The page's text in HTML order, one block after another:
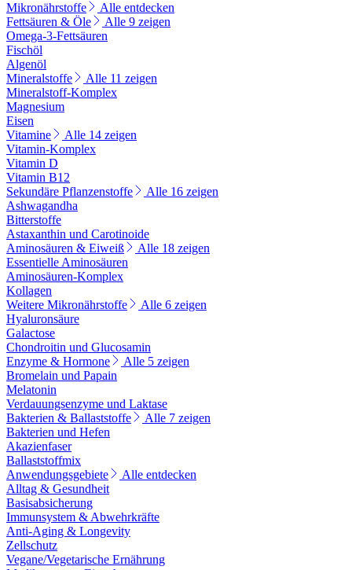
Mikronährstoffe
Alle entdecken
Fettsäuren & Öle
Alle 9 zeigen
Omega-3-Fettsäuren
Fischöl
Algenöl
Mineralstoffe
Alle 11 zeigen
Mineralstoff-Komplex
Magnesium
Eisen
Vitamine
Alle 14 zeigen
Vitamin-Komplex
Vitamin D
Vitamin B12
Sekundäre Pflanzenstoffe
Alle 16 zeigen
Ashwagandha
Bitterstoffe
Astaxanthin und Carotinoide
Aminosäuren & Eiweiß
Alle 18 zeigen
Essentielle Aminosäuren
Aminosäuren-Komplex
Kollagen
Weitere Mikronährstoffe
Alle 6 zeigen
Hyaluronsäure
Galactose
Chondroitin und Glucosamin
Enzyme & Hormone
Alle 5 zeigen
Bromelain und Papain
Melatonin
Verdauungsenzyme und Laktase
Bakterien & Ballaststoffe
Alle 7 zeigen
Bakterien und Hefen
Akazienfaser
Ballaststoffmix
Anwendungsgebiete
Alle entdecken
Alltag & Gesundheit
Basisabsicherung
Immunsystem & Abwehrkräfte
Anti-Aging & Longevity
Zellschutz
Vegane/Vegetarische Ernährung